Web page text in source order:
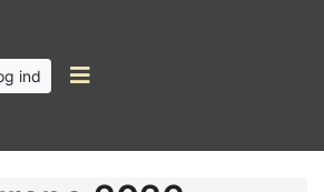
ind